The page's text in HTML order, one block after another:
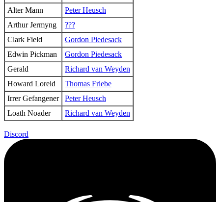
Alter Mann
Peter Heusch
Arthur Jermyng
???
Clark Field
Gordon Piedesack
Edwin Pickman
Gordon Piedesack
Gerald
Richard van Weyden
Howard Loreid
Thomas Friebe
Irrer Gefangener
Peter Heusch
Loath Noader
Richard van Weyden
Discord